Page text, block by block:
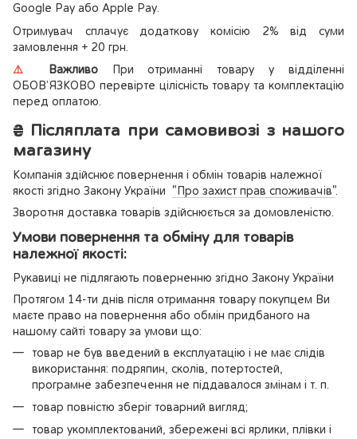
Google Pay або Apple Pay.
Отримувач сплачує додаткову комісію 2% від суми
замовлення + 20 грн.
⚠️
ВажливоПри отриманні товару у відділенні
ОБОВ’ЯЗКОВО перевірте цілісність товару та комплектацію
перед оплатою.
₴ Післяплата при самовивозі з нашого
магазину
Компанія здійснює повернення і обмін товарів належної
якості згідно Закону України "Про захист прав споживачів".
Зворотня доставка товарів здійснюється за домовленістю.
Умови повернення та обміну для товарів
належної якості:
Рукавиці не підлягають поверненню згідно Закону України
Протягом 14-ти днів після отримання товару покупцем Ви
маєте право на повернення або обмін придбаного на
нашому сайті товару за умови що:
товар не був введений в експлуатацію і не має слідів
використання: подряпин, сколів, потертостей,
програмне забезпечення не піддавалося змінам і т. п.
товар повністю зберіг товарний вигляд;
товар укомплектований, збережені всі ярлики, плівки і